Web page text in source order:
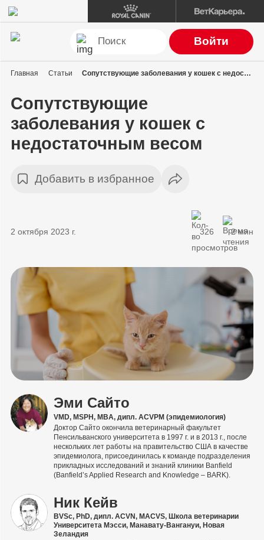
Войти
Главная Статьи Сопутствующие заболевания у кошек с недостаточным весом
Сопутствующие
заболевания у кошек с
недостаточным весом
Добавить в избранное
2 октября 2023 г. 326 2 мин
Эми Сайто
VMD, MSPH, MBA, дипл. ACVPM (эпидемиология)
Доктор Сайто окончила ветеринарный факультет
Пенсильванского университета в 1997 г. и в 2013 г., после
нескольких лет работы на правительство США в качестве
эпидемиолога, присоединилась к команде подразделения
прикладных исследований и знаний клиники Banfield
(Banfield’s Applied Research and Knowledge – BARK).
Ник Кейв
BVSc, PhD, дипл. ACVN, MACVS, Школа ветеринарии
Университета Мэсси, Манавату-Вангануи, Новая
Зеландия